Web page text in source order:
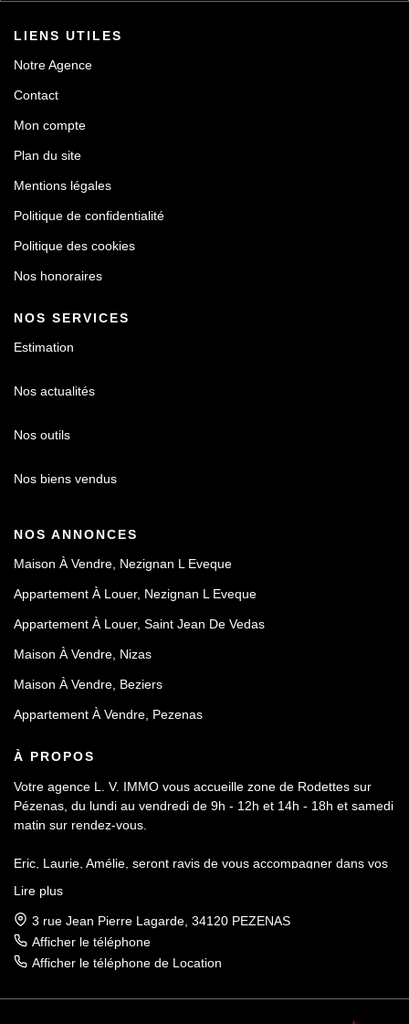
LIENS UTILES
Notre Agence
Contact
Mon compte
Plan du site
Mentions légales
Politique de confidentialité
Politique des cookies
Nos honoraires
NOS SERVICES
Estimation
Nos actualités
Nos outils
Nos biens vendus
NOS ANNONCES
Maison À Vendre, Nezignan L Eveque
Appartement À Louer, Nezignan L Eveque
Appartement À Louer, Saint Jean De Vedas
Maison À Vendre, Nizas
Maison À Vendre, Beziers
Appartement À Vendre, Pezenas
À PROPOS
Votre agence L. V. IMMO vous accueille zone de Rodettes sur
Pézenas, du lundi au vendredi de 9h - 12h et 14h - 18h et samedi
matin sur rendez-vous.
Eric, Laurie, Amélie, seront ravis de vous accompagner dans vos
Fort d'une expérience de plusieurs dizaine d'années, notre
cohésion d'équipe vous permettra de réaliser votre projet
immobilier dans les meilleures conditions et délais.
Mail : lvimmo.34120@gmail.com
Lire plus
3 rue Jean Pierre Lagarde, 34120 PEZENAS
Afficher le téléphone
Afficher le téléphone de Location